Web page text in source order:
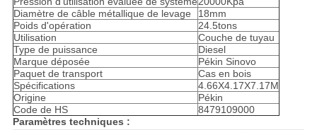
Diamètre de câble métallique de levage
18mm
Poids d'opération
24.5tons
Utilisation
Couche de tuyau
Type de puissance
Diesel
Marque déposée
Pékin Sinovo
Paquet de transport
Cas en bois
Spécifications
4.66X4.17X7.17M
Origine
Pékin
Code de HS
8479109000
Paramètres techniques :